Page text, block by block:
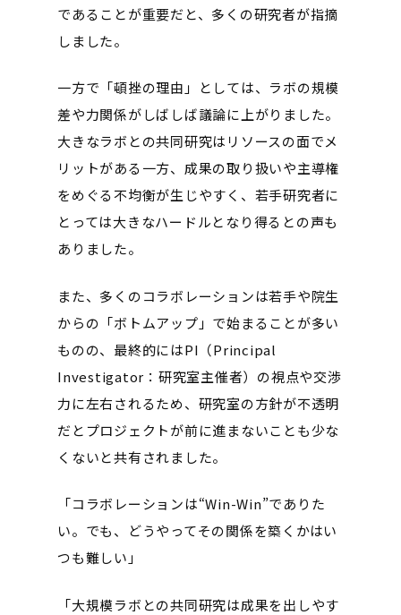
であることが重要だと、多くの研究者が指摘
しました。
一方で「頓挫の理由」としては、ラボの規模
差や力関係がしばしば議論に上がりました。
大きなラボとの共同研究はリソースの面でメ
リットがある一方、成果の取り扱いや主導権
をめぐる不均衡が生じやすく、若手研究者に
とっては大きなハードルとなり得るとの声も
ありました。
また、多くのコラボレーションは若手や院生
からの「ボトムアップ」で始まることが多い
ものの、最終的にはPI（Principal
Investigator：研究室主催者）の視点や交渉
力に左右されるため、研究室の方針が不透明
だとプロジェクトが前に進まないことも少な
くないと共有されました。
「コラボレーションは“Win-Win”でありた
い。でも、どうやってその関係を築くかはい
つも難しい」
「大規模ラボとの共同研究は成果を出しやす